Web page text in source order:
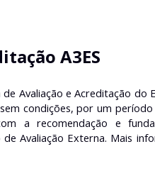
A3ES
de Avaliação e Acreditação do
condições, por um
a recomendação e
de Avaliação Externa. Mais